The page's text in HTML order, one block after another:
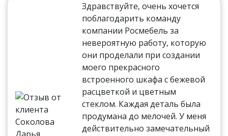
Здравствуйте, очень хочется
поблагодарить команду
компании Росмебель за
невероятную работу, которую
они проделали при создании
моего прекрасного
встроенного шкафа с бежевой
расцветкой и цветным
стеклом. Каждая деталь была
продумана до мелочей. У меня
действительно замечательный